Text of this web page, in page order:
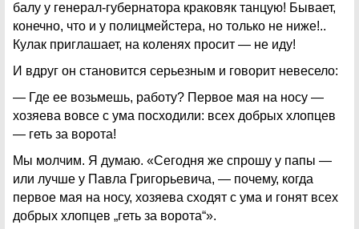
балу у генерал-губернатора краковяк танцую! Бывает,
конечно, что и у полицмейстера, но только не ниже!..
Кулак приглашает, на коленях просит — не иду!
И вдруг он становится серьезным и говорит невесело:
— Где ее возьмешь, работу? Первое мая на носу —
хозяева вовсе с ума посходили: всех добрых хлопцев
— геть за ворота!
Мы молчим. Я думаю. «Сегодня же спрошу у папы —
или лучше у Павла Григорьевича, — почему, когда
первое мая на носу, хозяева сходят с ума и гонят всех
добрых хлопцев „геть за ворота“».